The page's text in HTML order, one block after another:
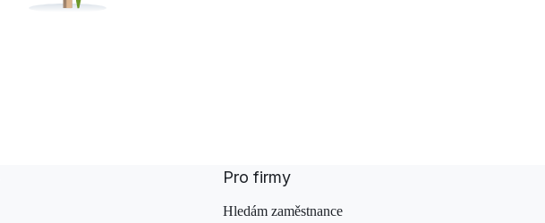
Pro firmy
Hledám zaměstnance